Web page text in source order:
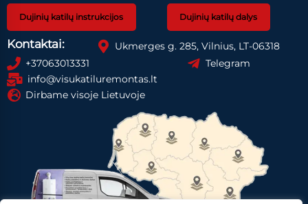
Dujinių katilų instrukcijos Dujinių katilų dalys
Kontaktai:
Ukmerges g. 285, Vilnius, LT-06318
+37063013331
Telegram
info@visukatiluremontas.lt
Dirbame visoje Lietuvoje